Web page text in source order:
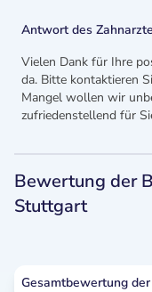
Antwort des
Vielen Dank für Ihre
da. Bitte kontaktieren
Mangel wollen wir
zufriedenstellend für
Bewertung der
Stuttgart
Gesamtbewertung